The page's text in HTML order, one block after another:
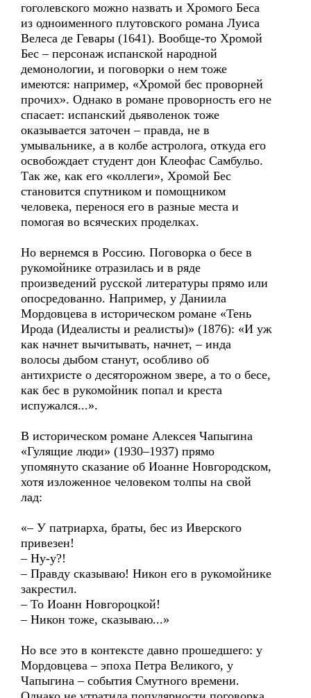
гоголевского можно назвать и Хромого Беса
из одноименного плутовского романа Луиса
Велеса де Гевары (1641). Вообще-то Хромой
Бес – персонаж испанской народной
демонологии, и поговорки о нем тоже
имеются: например, «Хромой бес проворней
прочих». Однако в романе проворность его не
спасает: испанский дьяволенок тоже
оказывается заточен – правда, не в
умывальнике, а в колбе астролога, откуда его
освобождает студент дон Клеофас Самбульо.
Так же, как его «коллеги», Хромой Бес
становится спутником и помощником
человека, перенося его в разные места и
помогая во всяческих проделках.
Но вернемся в Россию. Поговорка о бесе в
рукомойнике отразилась и в ряде
произведений русской литературы прямо или
опосредованно. Например, у Даниила
Мордовцева в историческом романе «Тень
Ирода (Идеалисты и реалисты)» (1876): «И уж
как начнет вычитывать, начнет, – инда
волосы дыбом станут, особливо об
антихристе о десяторожном звере, а то о бесе,
как бес в рукомойник попал и креста
испужался...».
В историческом романе Алексея Чапыгина
«Гулящие люди» (1930–1937) прямо
упомянуто сказание об Иоанне Новгородском,
хотя изложенное человеком толпы на свой
лад:
«– У пaтриaрхa, брaты, бес из Иверского
привезен!
– Ну-у?!
– Прaвду скaзывaю! Никон его в рукомойнике
зaкрестил.
– То Иоанн Новгороцкой!
– Никон тоже, сказываю...»
Но все это в контексте давно прошедшего: у
Мордовцева – эпоха Петра Великого, у
Чапыгина – события Смутного времени.